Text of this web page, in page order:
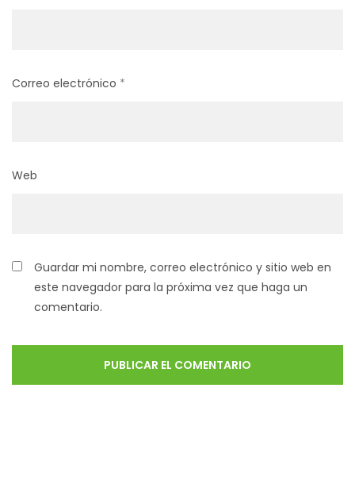
Correo electrónico *
Web
Guardar mi nombre, correo electrónico y sitio web en
este navegador para la próxima vez que haga un
comentario.